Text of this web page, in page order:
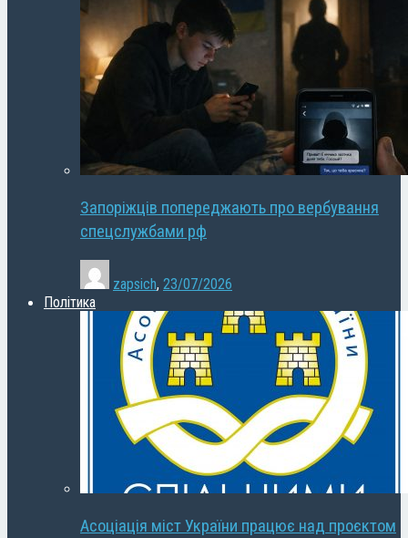
Запоріжців попереджають про вербування
спецслужбами рф
zapsich, 23/07/2026
Політика
Асоціація міст України працює над проєктом